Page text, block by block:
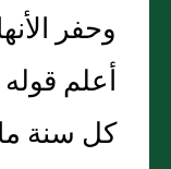
وحفر
أعلم
كل سنة